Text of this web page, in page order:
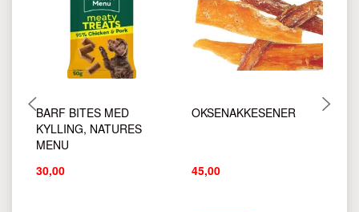
BARF BITES MED
KYLLING, NATURES
MENU
30,00
OKSENAKKESENER
45,00